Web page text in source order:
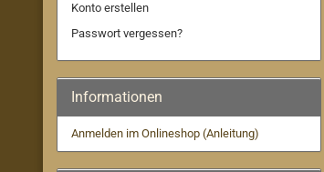
Konto erstellen
Passwort vergessen?
Informationen
Anmelden im Onlineshop (Anleitung)